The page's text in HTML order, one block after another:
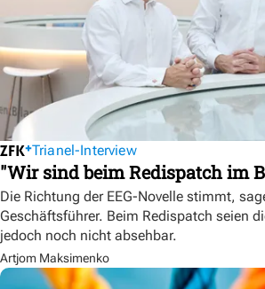
Trianel-Interview
"Wir sind beim Redispatch im
Die Richtung der EEG-Novelle stimmt,
Geschäftsführer. Beim Redispatch seien
jedoch noch nicht absehbar.
Artjom Maksimenko